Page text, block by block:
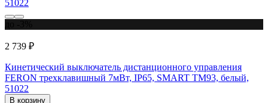
2 739 ₽
Кинетический выключатель дистанционного управления
FERON трехклавишный 7мВт, IP65, SMART TM93, белый,
51022
В корзину